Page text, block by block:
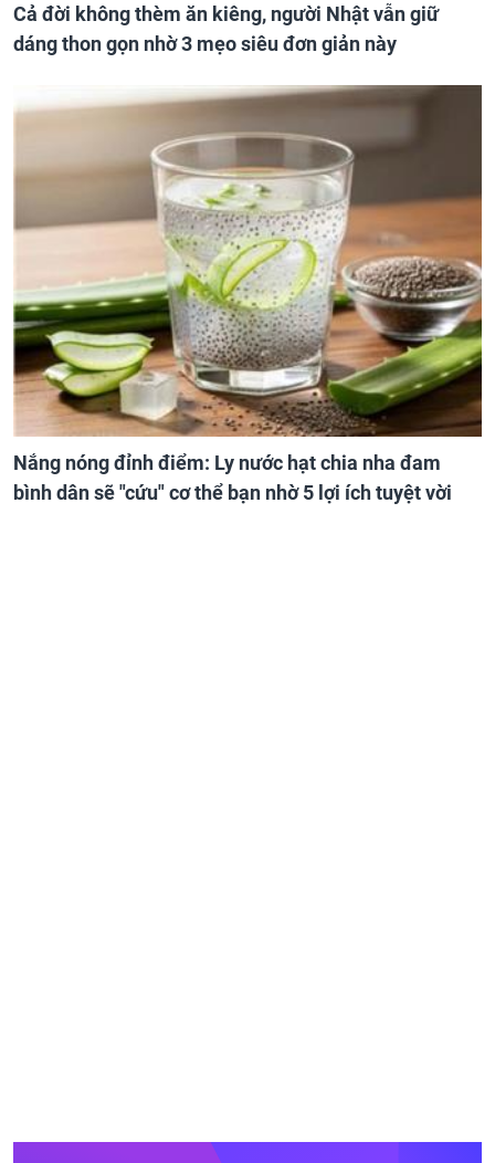
Cả đời không thèm ăn kiêng, người Nhật vẫn giữ
dáng thon gọn nhờ 3 mẹo siêu đơn giản này
Nắng nóng đỉnh điểm: Ly nước hạt chia nha đam
bình dân sẽ "cứu" cơ thể bạn nhờ 5 lợi ích tuyệt vời